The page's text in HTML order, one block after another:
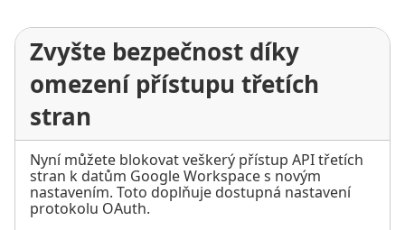
Zvyšte bezpečnost díky
omezení přístupu třetích
stran
Nyní můžete blokovat veškerý přístup API třetích
stran k datům Google Workspace s novým
nastavením. Toto doplňuje dostupná nastavení
protokolu OAuth.